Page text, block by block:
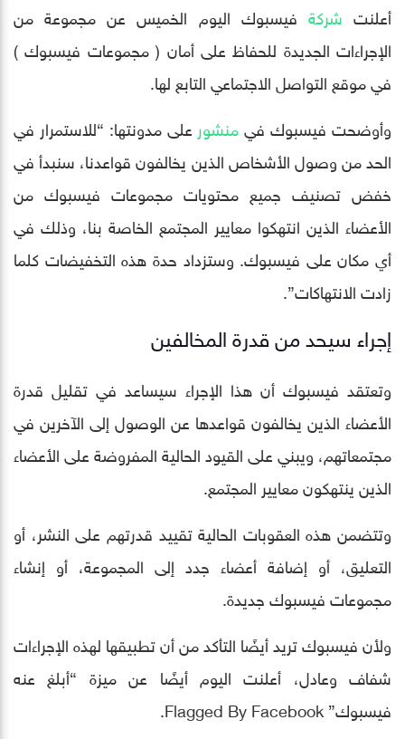
أعلنت شركة فيسبوك اليوم الخميس عن مجموعة من
الإجراءات الجديدة للحفاظ على أمان ( مجموعات فيسبوك )
في موقع التواصل الاجتماعي التابع لها.
وأوضحت فيسبوك فيمنشور على مدونتها: “للاستمرار في
الحد من وصول الأشخاص الذين يخالفون قواعدنا، سنبدأ في
خفض تصنيف جميع محتويات مجموعات فيسبوك من
الأعضاء الذين انتهكوا معايير المجتمع الخاصة بنا، وذلك في
أي مكان على فيسبوك. وستزداد حدة هذه التخفيضات كلما
زادت الانتهاكات”.
إجراء سيحد من قدرة المخالفين
وتعتقد فيسبوك أن هذا الإجراء سيساعد في تقليل قدرة
الأعضاء الذين يخالفون قواعدها عن الوصول إلى الآخرين في
مجتمعاتهم، ويبني على القيود الحالية المفروضة على الأعضاء
الذين ينتهكون معايير المجتمع.
وتتضمن هذه العقوبات الحالية تقييد قدرتهم على النشر، أو
التعليق، أو إضافة أعضاء جدد إلى المجموعة، أو إنشاء
مجموعات فيسبوك جديدة.
ولأن فيسبوك تريد أيضًا التأكد من أن تطبيقها لهذه الإجراءات
شفاف وعادل، أعلنت اليوم أيضًا عن ميزة “أبلغ عنه
فيسبوك” Flagged By Facebook.